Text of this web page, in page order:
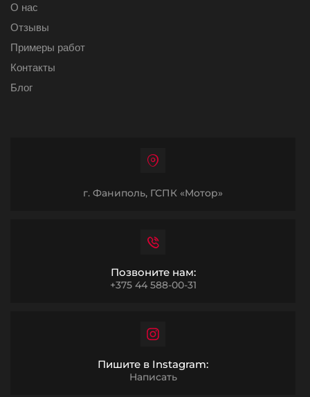
О нас
Отзывы
Примеры работ
Контакты
Блог
г. Фаниполь, ГСПК «Мотор»
Позвоните нам:
+375 44 588-00-31
Пишите в Instagram:
Написать